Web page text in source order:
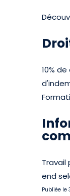
10%
end
Publiée